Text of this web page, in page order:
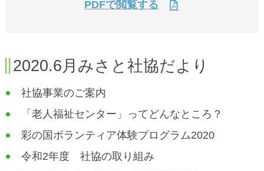
PDFで閲覧する
2020.6月みさと社協だより
社協事業のご案内
「老人福祉センター」ってどんなところ？
彩の国ボランティア体験プログラム2020
令和2年度 社協の取り組み